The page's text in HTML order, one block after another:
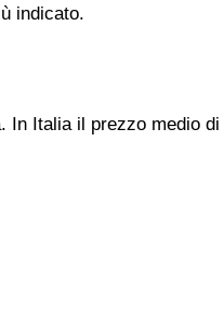
indicato.
In Italia il prezzo medio di